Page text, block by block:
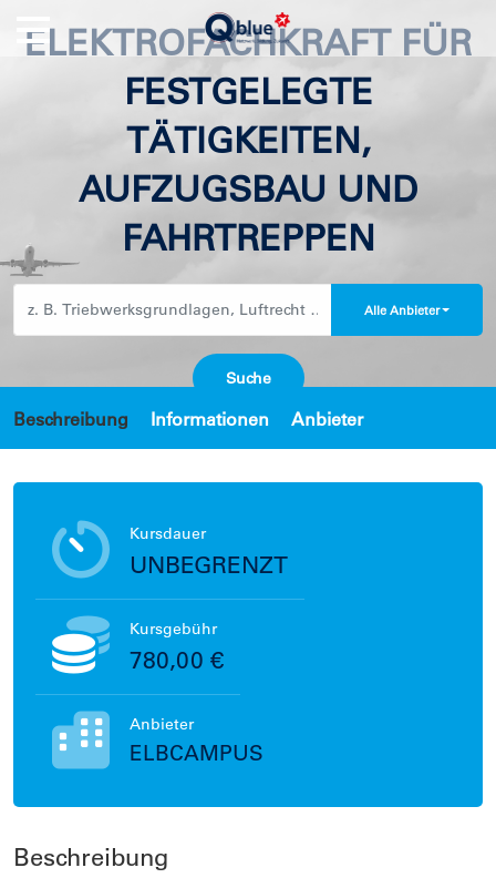
ELEKTROFACHKRAFT FÜR
FESTGELEGTE
TÄTIGKEITEN,
AUFZUGSBAU UND
FAHRTREPPEN
Alle Anbieter
Beschreibung Informationen Anbieter
Kursdauer
UNBEGRENZT
Kursgebühr
780,00 €
Anbieter
ELBCAMPUS
Beschreibung